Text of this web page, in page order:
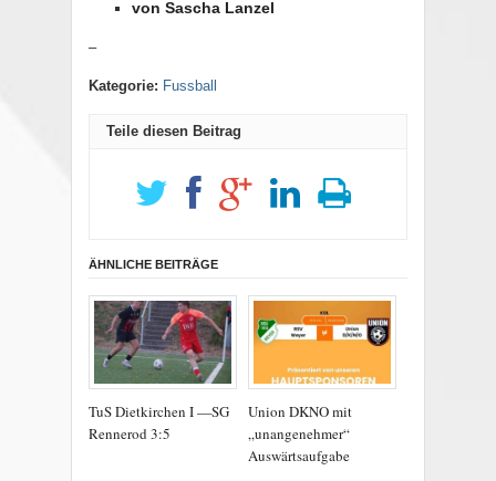
von Sascha Lanzel
–
Kategorie: Fussball
Teile diesen Beitrag
ÄHNLICHE BEITRÄGE
TuS Dietkirchen I —SG
Rennerod 3:5
Union DKNO mit
„unangenehmer“
Auswärtsaufgabe